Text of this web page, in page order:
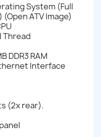
System (Full
ATV Image)
Thread
DDR3 RAM
Interface
(2x rear).